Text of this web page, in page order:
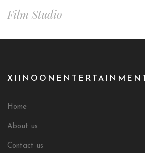
Film Studio
XIINOONENTERTAINMENT
Home
About us
Contact us